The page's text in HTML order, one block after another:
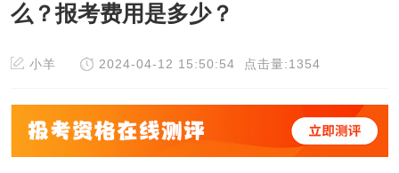
么？报考费用是多少？
小羊 2024-04-12 15:50:54 点击量:1354